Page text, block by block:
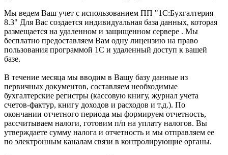
Мы ведем Ваш учет с использованием ПП "1С:Бухгалтерия
8.3" Для Вас создается индивидуальная база данных, которая
размещается на удаленном и защищенном сервере . Мы
бесплатно предоставляем Вам одну лицензию на право
пользования программой 1С и удаленный доступ к вашей
базе.
В течение месяца мы вводим в Вашу базу данные из
первичных документов, составляем необходимые
бухгалтерские регистры (кассовую книгу, журнал учета
счетов-фактур, книгу доходов и расходов и т.д.). По
окончании отчетного периода мы формируем отчетность,
рассчитываем налоги, готовим п/п на уплату налогов. Вы
утверждаете сумму налога и отчетность и мы отправляем ее
по электронным каналам связи в контролирующие органы.